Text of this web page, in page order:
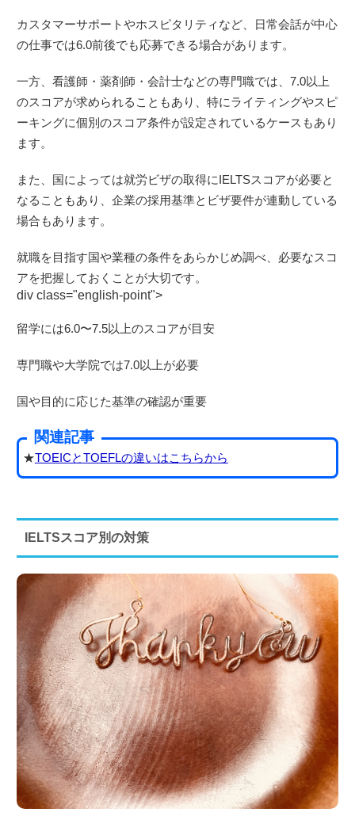
カスタマーサポートやホスピタリティなど、日常会話が中心
の仕事では6.0前後でも応募できる場合があります。
一方、看護師・薬剤師・会計士などの専門職では、7.0以上
のスコアが求められることもあり、特にライティングやスピ
ーキングに個別のスコア条件が設定されているケースもあり
ます。
また、国によっては就労ビザの取得にIELTSスコアが必要と
なることもあり、企業の採用基準とビザ要件が連動している
場合もあります。
就職を目指す国や業種の条件をあらかじめ調べ、必要なスコ
アを把握しておくことが大切です。
div class="english-point">
留学には6.0〜7.5以上のスコアが目安
専門職や大学院では7.0以上が必要
国や目的に応じた基準の確認が重要
関連記事
★TOEICとTOEFLの違いはこちらから
IELTSスコア別の対策